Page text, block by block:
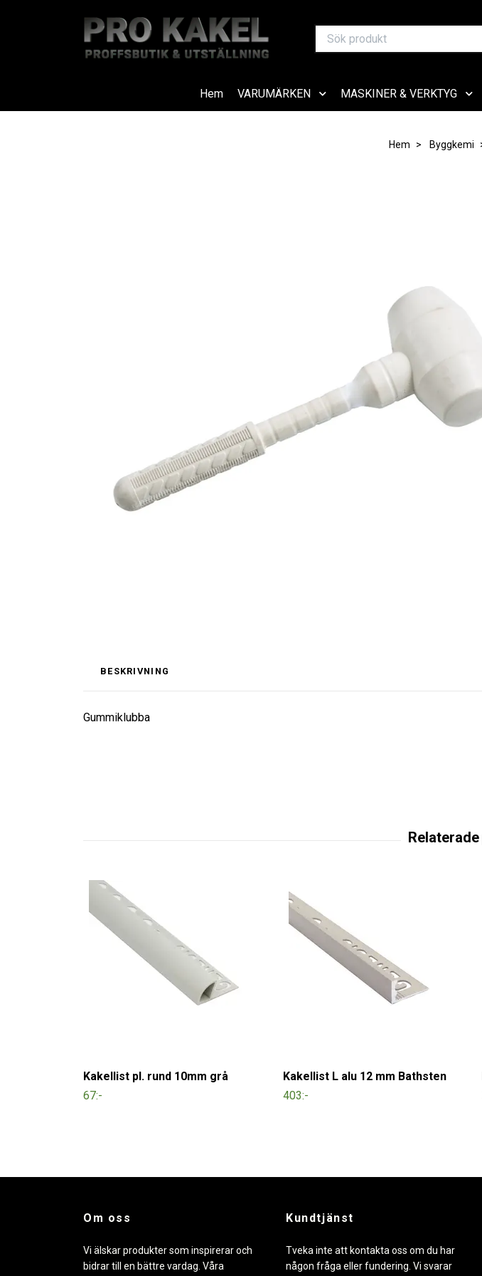
Hem VARUMÄRKEN MASKINER & VERKTYG
Hem Byggkemi
BESKRIVNING
Gummiklubba
Kakellist pl. rund 10mm grå
67:-
Kakellist L alu 12 mm Bathsten
403:-
Om oss
Vi älskar produkter som inspirerar och
bidrar till en bättre vardag. Våra
Kundtjänst
Tveka inte att kontakta oss om du har
någon fråga eller fundering. Vi svarar